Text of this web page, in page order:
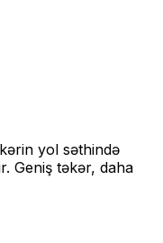
yol səthində
Geniş təkər, daha